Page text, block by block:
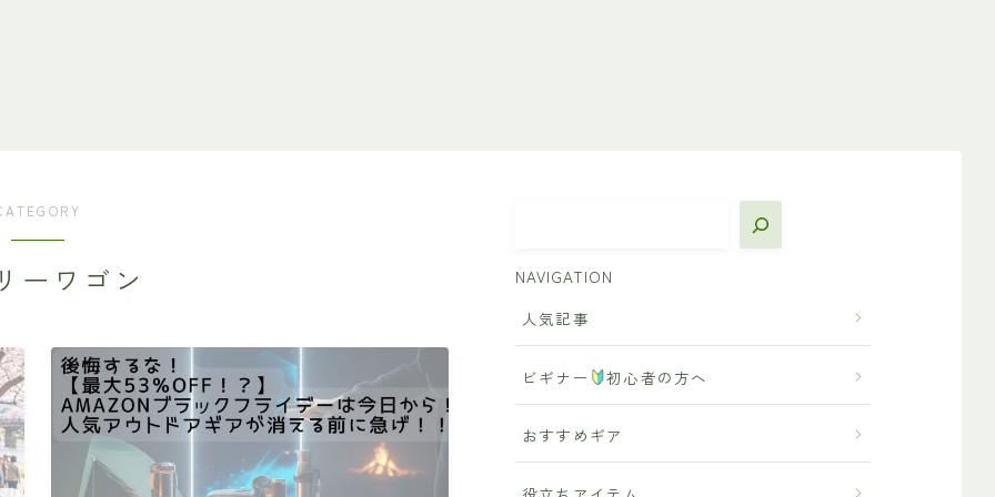
ーワゴン
NAVIGATION
人気記事
ビギナー 初心者の方へ
おすすめギア